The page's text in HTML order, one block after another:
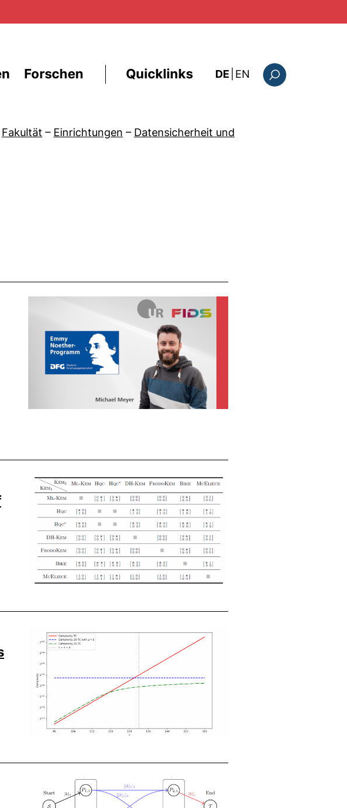
Forschen Quicklinks DE EN : this page in
Fakultät – Einrichtungen – Datensicherheit und